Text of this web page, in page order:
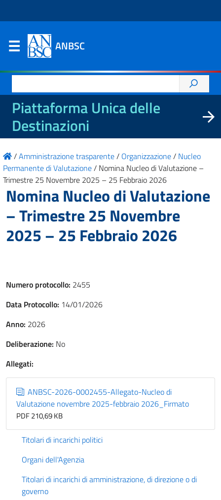
ANBSC
per:
Piattaforma Unica delle
Destinazioni
/Amministrazione trasparente/ Organizzazione/ Nucleo
Permanente di Valutazione/ Nomina Nucleo di Valutazione –
Trimestre 25 Novembre 2025 – 25 Febbraio 2026
Nomina Nucleo di Valutazione
– Trimestre 25 Novembre
2025 – 25 Febbraio 2026
Numero protocollo: 2455
Data Protocollo: 14/01/2026
Anno: 2026
Deliberazione: No
Allegati:
ANBSC-2026-0002455-Allegato-Nucleo di
Valutazione novembre 2025-febbraio 2026_Firmato
PDF 210,69 KB
Titolari di incarichi politici
Organi dell'Agenzia
Titolari di incarichi di amministrazione, di direzione o di
governo